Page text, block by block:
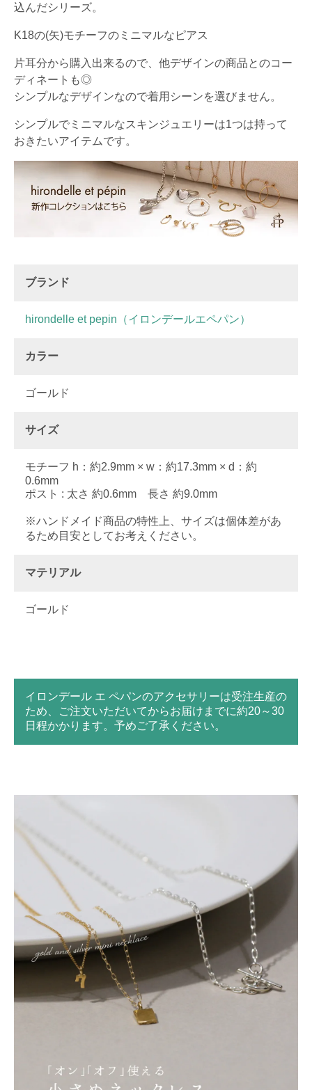
込んだシリーズ。
K18の(矢)モチーフのミニマルなピアス
片耳分から購入出来るので、他デザインの商品とのコー
ディネートも◎
シンプルなデザインなので着用シーンを選びません。
シンプルでミニマルなスキンジュエリーは1つは持って
おきたいアイテムです。
ブランド
hirondelle et pepin（イロンデールエペパン）
カラー
ゴールド
サイズ
モチーフ h：約2.9mm × w：約17.3mm × d：約
0.6mm
ポスト : 太さ 約0.6mm 長さ 約9.0mm
※ハンドメイド商品の特性上、サイズは個体差があ
るため目安としてお考えください。
マテリアル
ゴールド
イロンデール エ ペパンのアクセサリーは受注生産の
ため、ご注文いただいてからお届けまでに約20～30
日程かかります。予めご了承ください。